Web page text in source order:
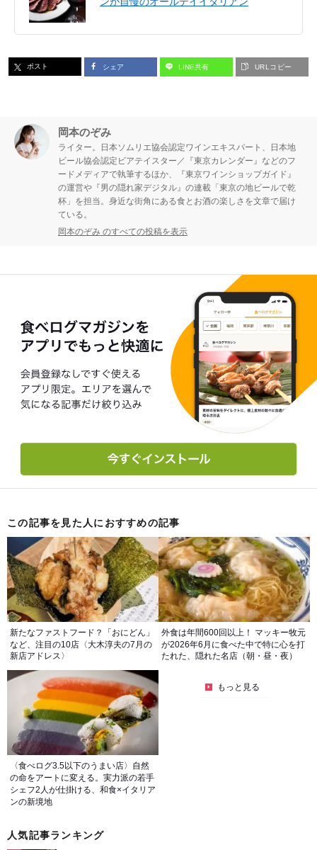
ポスト シェア LINE共有 URLコピー
岡本のぞみ
ライター。日本ソムリエ協会認定ワインエキスパート、日本地
ビール協会認定ビアテイスター／『東京カレンダー』などのフ
ードメディアで執筆するほか、『東京ワインショップガイド』
の運営や『男の隠れ家デジタル』の連載「東京の地ビールで乾
杯」を担当。身近な街角にある食とお酒の楽しさを文章で届け
ている。
岡本のぞみ のすべての投稿を表示
この記事を見た人におすすめの記事
新たなファストフード？「おにどん」
など、注目の10店〈大木淳夫の7月の
新店アドレス〉
外食は年間600回以上！ マッキー牧元
が2026年6月に食べた中で特に心を打
たれた、隠れた名店（朝・昼・夜）
〈食べログ3.5以下のうまい店〉自然
の命をアートに変える。実力派の若手
シェフ2人が仕掛ける、和食×イタリア
ンの新境地
もっと見る
人気記事ランキング